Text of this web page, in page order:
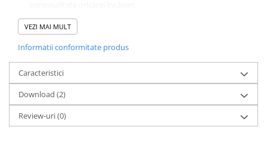
Ușor de instalat:
rapidă.
întreținut.
Durabilitate:Panourile 3D sunt fabricate din materiale de
înaltă calitate, rezistente la uzură, mucegai si umezeala.
Varietate de modele:O gamă largă de modele și dimensiuni
disponibile pentru a se potrivi oricărui stil.
Utilizări:
Decorațiuni interioare:
Panourile 3D pot fi utilizate pentru
a decora pereții interiori ai casei, apartamentului sau biroului.
VEZI MAI MULT
Informatii conformitate produs
Caracteristici
Download (2)
Review-uri(0)